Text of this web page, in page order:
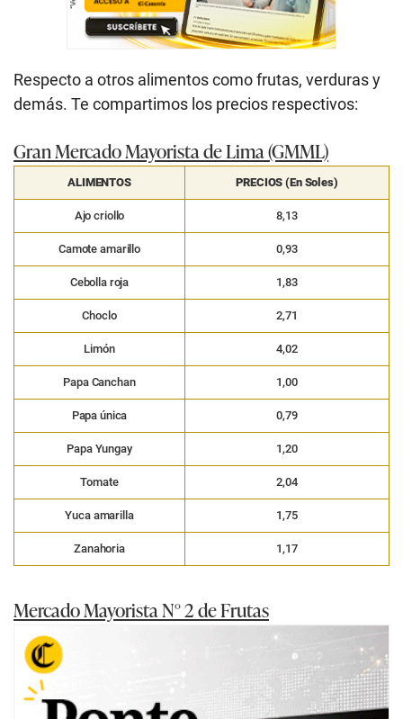
Respecto a otros alimentos como frutas, verduras y
demás. Te compartimos los precios respectivos:
Gran Mercado Mayorista de Lima (GMML)
ALIMENTOS PRECIOS (En Soles)
Ajo criollo 8,13
Camote amarillo 0,93
Cebolla roja 1,83
Choclo 2,71
Limón 4,02
Papa Canchan 1,00
Papa única 0,79
Papa Yungay 1,20
Tomate 2,04
Yuca amarilla 1,75
Zanahoria 1,17
Mercado Mayorista N° 2 de Frutas